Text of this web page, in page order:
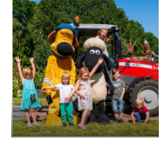
Glenn André Eikelund FOTO: